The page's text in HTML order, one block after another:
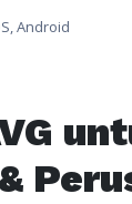
Android